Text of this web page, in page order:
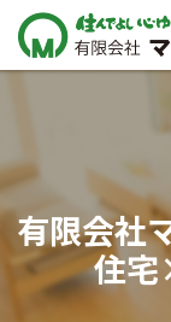
有限会社
住